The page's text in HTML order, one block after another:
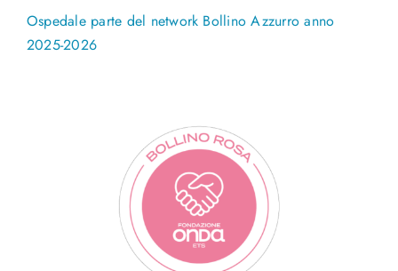
Ospedale parte del network Bollino Azzurro anno
2025-2026